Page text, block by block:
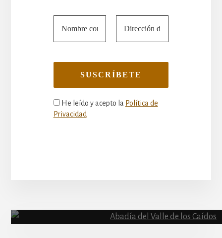
He leído y acepto la Política de
Privacidad
Content